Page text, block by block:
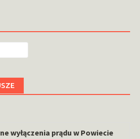
wyłączenia prądu w Powiecie